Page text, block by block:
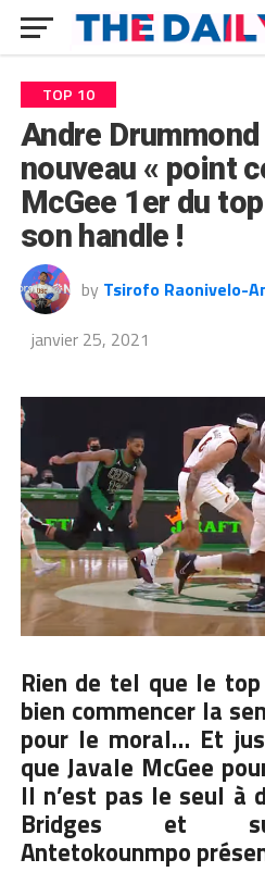
TOP 10
Andre
nouveau « point
McGee 1er du
son handle !
by Tsirofo Raonivelo-
janvier 25, 2021
Rien de tel que le
bien commencer la
pour le moral… Et
que Javale McGee
Il n’est pas le seul à
Bridges et
Antetokounmpo